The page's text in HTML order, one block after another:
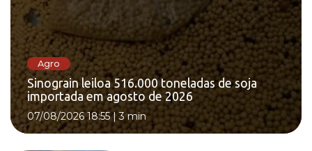
Agro
Sinograin leiloa 516.000 toneladas de soja
importada em agosto de 2026
07/08/2026 18:55|3 min